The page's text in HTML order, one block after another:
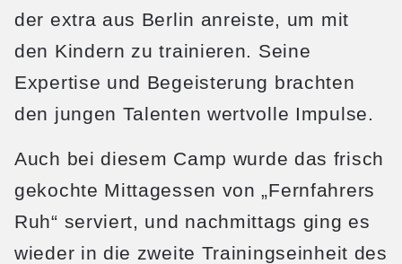
der extra aus Berlin anreiste, um mit
den Kindern zu trainieren. Seine
Expertise und Begeisterung brachten
den jungen Talenten wertvolle Impulse.
Auch bei diesem Camp wurde das frisch
gekochte Mittagessen von „Fernfahrers
Ruh“ serviert, und nachmittags ging es
wieder in die zweite Trainingseinheit des